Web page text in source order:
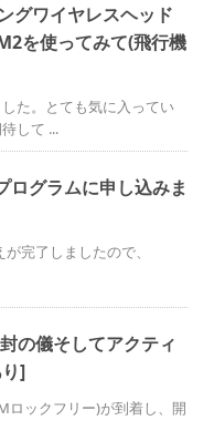
グワイヤレスヘッド
を使ってみて(飛行機
た。とても気に入ってい
して ...
ログラムに申し込みま
完了しましたので、
の儀そしてアクティ
]
ロックフリー)が到着し、開